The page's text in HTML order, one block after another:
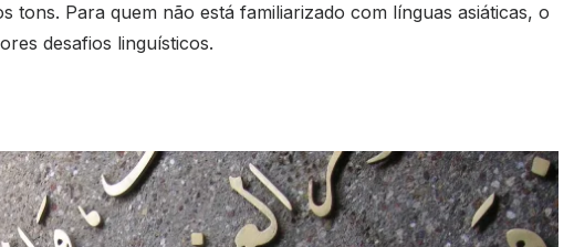
tons. Para quem não está familiarizado com línguas asiáticas, o
desafios linguísticos.